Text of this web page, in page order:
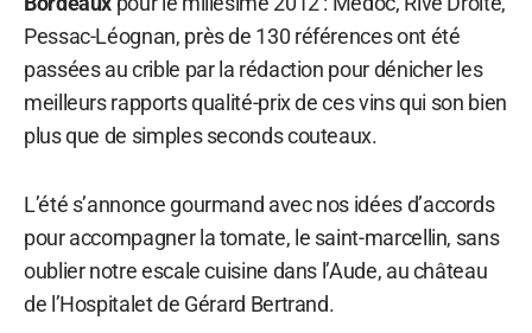
Pessac-Léognan, près de 130 références ont été
passées au crible par la rédaction pour dénicher les
meilleurs rapports qualité-prix de ces vins qui son bien
plus que de simples seconds couteaux.
L’été s’annonce gourmand avec nos idées d’accords
pour accompagner la tomate, le saint-marcellin, sans
oublier notre escale cuisine dans l’Aude, au château
de l’Hospitalet de Gérard Bertrand.